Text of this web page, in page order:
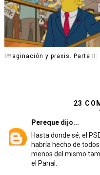
Imaginación y praxis. Parte
23
Perequedijo...
Hasta donde sé, el
habría hecho de
menos del mismo
el Panal.